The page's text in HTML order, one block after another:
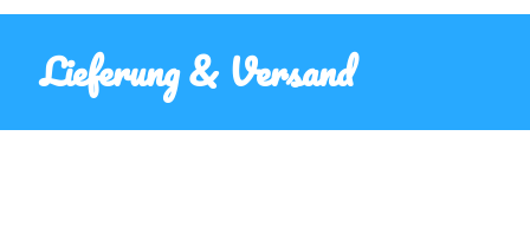
Lieferung & Versand